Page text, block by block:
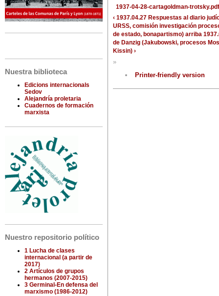
Nuestra biblioteca
Edicions internacionals
Sedov
Alejandría proletaria
Cuadernos de formación
marxista
Nuestro repositorio político
1 Lucha de clases
internacional (a partir de
2017)
2 Artículos de grupos
hermanos (2007-2015)
3 Germinal-En defensa del
marxismo (1986-2012)
1937-04-28-cartagoldman-trotsky.pdf
‹ 1937.04.27 Respuestas al diario
URSS, comisión investigación
de estado, bonapartismo) arriba
de Danzig (Jakubowski, procesos
Kissin) ›
»
Printer-friendly version